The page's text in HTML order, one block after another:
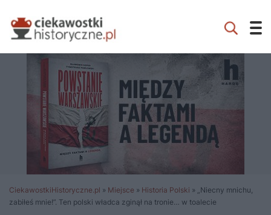
CiekawostkiHistoryczne.pl » Miejsce » Historia Polski » „Niecny mnichu,
zabiłeś mnie!”. Ten polski władca zginął na tronie… w toalecie